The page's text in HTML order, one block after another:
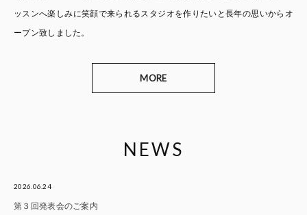
ッスンへ楽しみに笑顔で来られるスタジオを作りたいと長年の思いからオ
ープン致しました。
MORE
NEWS
2026.06.24
第３回発表会のご案内